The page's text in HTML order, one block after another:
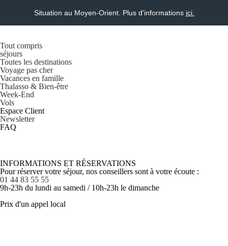
Situation au Moyen-Orient. Plus d'informations ici.
Tout compris
séjours
Toutes les destinations
Voyage pas cher
Vacances en famille
Thalasso & Bien-être
Week-End
Vols
Espace Client
Newsletter
FAQ
INFORMATIONS ET RÉSERVATIONS
Pour réserver votre séjour, nos conseillers sont à votre écoute :
01 44 83 55 55
9h-23h du lundi au samedi / 10h-23h le dimanche
Prix d'un appel local